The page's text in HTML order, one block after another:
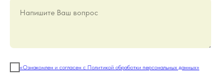
Напишите Ваш вопрос
«Ознакомлен и согласен с Политикой обработки персональных данных»